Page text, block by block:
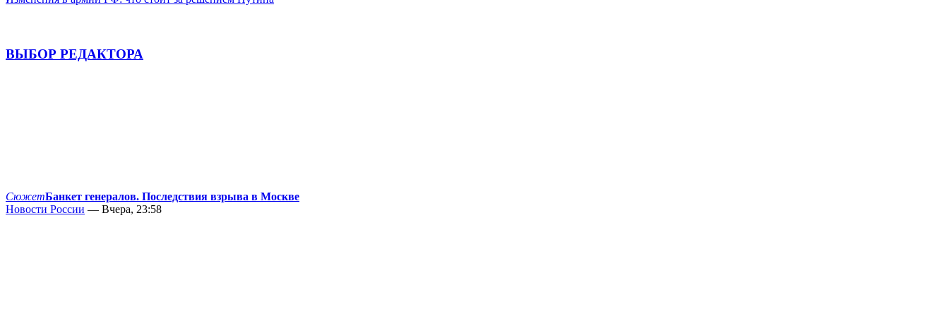
ВЫБОР РЕДАКТОРА
СюжетБанкет генералов. Последствия взрыва в Москве
Новости России — Вчера, 23:58